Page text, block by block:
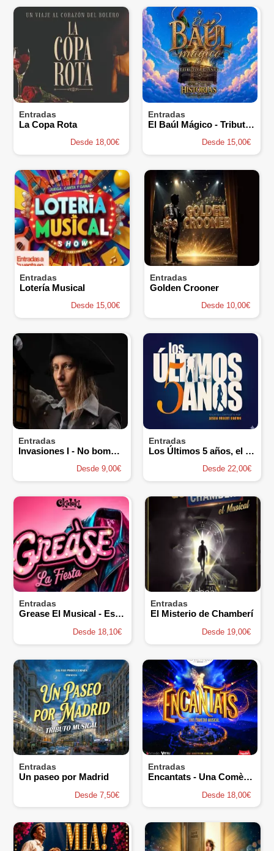
Entradas
La Copa Rota
Desde 18,00€
Entradas
El Baúl Mágico - Tributo a Disney
Desde 15,00€
Entradas
Lotería Musical
Desde 15,00€
Entradas
Golden Crooner
Desde 10,00€
Entradas
Invasiones I - No bombardeen Buenos Aires
Desde 9,00€
Entradas
Los Últimos 5 años, el Musical
Desde 22,00€
Entradas
Grease El Musical - Espacio Alma
Desde 18,10€
Entradas
El Misterio de Chamberí
Desde 19,00€
Entradas
Un paseo por Madrid
Desde 7,50€
Entradas
Encantats - Una Comèdia Musical
Desde 18,00€